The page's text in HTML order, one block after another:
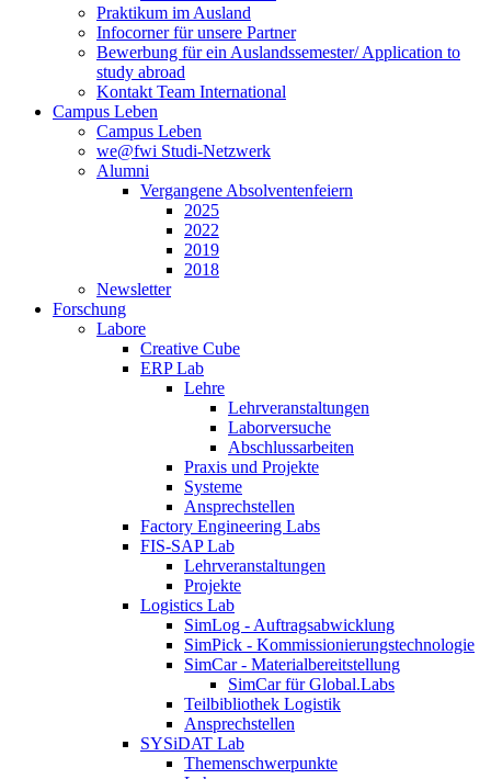
Praktikum im Ausland
Infocorner für unsere Partner
Bewerbung für ein Auslandssemester/ Application to
study abroad
Kontakt Team International
Campus Leben
Campus Leben
we@fwi Studi-Netzwerk
Alumni
Vergangene Absolventenfeiern
2025
2022
2019
2018
Newsletter
Forschung
Labore
Creative Cube
ERP Lab
Lehre
Lehrveranstaltungen
Laborversuche
Abschlussarbeiten
Praxis und Projekte
Systeme
Ansprechstellen
Factory Engineering Labs
FIS-SAP Lab
Lehrveranstaltungen
Projekte
Logistics Lab
SimLog - Auftragsabwicklung
SimPick - Kommissionierungstechnologie
SimCar - Materialbereitstellung
SimCar für Global.Labs
Teilbibliothek Logistik
Ansprechstellen
SYSiDAT Lab
Themenschwerpunkte